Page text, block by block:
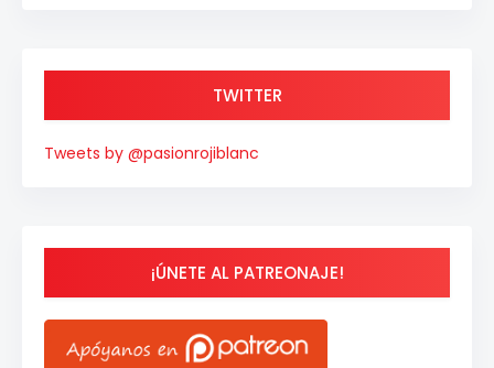
TWITTER
Tweets by @pasionrojiblanc
¡ÚNETE AL PATREONAJE!